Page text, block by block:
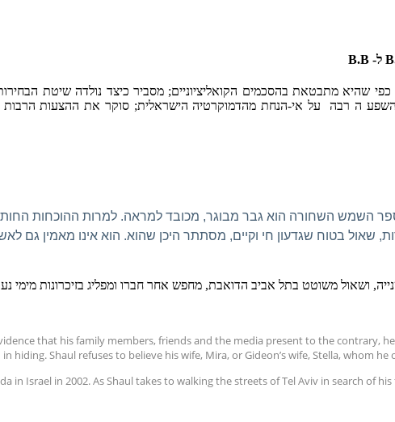
שהיא מתבטאת בהסכמים הקואליציוניים; מסביר כיצד נולדה שיטת
ה רבה
על אי-הנחת מהדמוקרטיה הישראלית; סוקר את ההצעות הרבות
השמש השחורה הוא גבר מבוגר, מכובד למראה. למרות ההוכחות
שאול בטוח שגדעון חי וקיים, מסתתר היכן שהוא. הוא אינו מאמין
ושאול משוטט בתל אביב הדואבת, מחפש אחר חברו ומפליג בזיכרונות מימי
that his family members, friends and the media present to the contrary,
Shaul refuses to believe his wife, Mira, or Gideon’s wife, Stella, whom
in Israel in 2002. As Shaul takes to walking the streets of Tel Aviv in search of